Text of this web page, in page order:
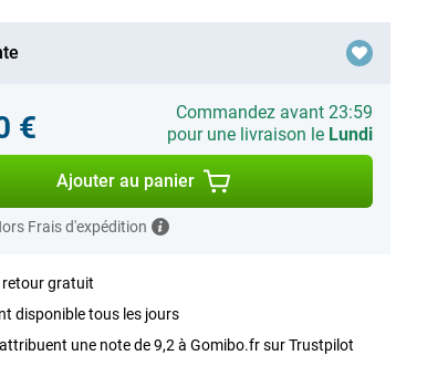
€
Commandez avant 23:59
pour une livraison le Lundi
Ajouter au panier
Frais d'expédition
retour gratuit
disponible tous les jours
une note de 9,2 à Gomibo.fr sur Trustpilot